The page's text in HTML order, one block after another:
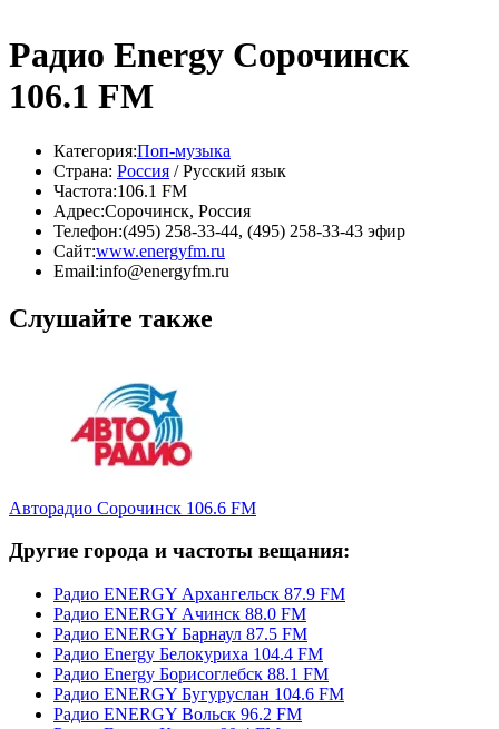
Радио Energy Сорочинск
106.1 FM
Категория:Поп-музыка
Страна: Россия / Русский язык
Частота:106.1 FM
Адрес:Сорочинск, Россия
Телефон:(495) 258-33-44, (495) 258-33-43 эфир
Сайт:www.energyfm.ru
Email:info@energyfm.ru
Слушайте также
Авторадио Сорочинск 106.6 FM
Другие города и частоты вещания:
Радио ENERGY Архангельск 87.9 FM
Радио ENERGY Ачинск 88.0 FM
Радио ENERGY Барнаул 87.5 FM
Радио Energy Белокуриха 104.4 FM
Радио Energy Борисоглебск 88.1 FM
Радио ENERGY Бугуруслан 104.6 FM
Радио ENERGY Вольск 96.2 FM